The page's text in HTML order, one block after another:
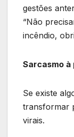
gestões
“Não
incêndio,
Sarcasmo à
Se existe
transformar
virais.